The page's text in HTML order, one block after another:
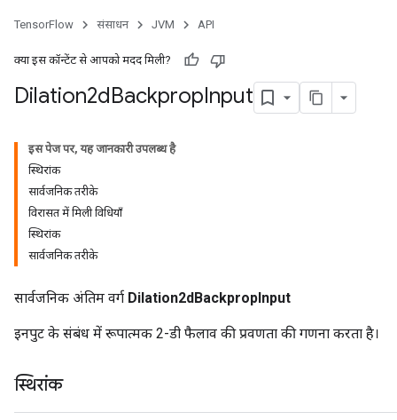
TensorFlow संसाधन JVM API
क्या इस कॉन्टेंट से आपको मदद मिली?
Dilation2dBackpropInput
इस पेज पर, यह जानकारी उपलब्ध है
स्थिरांक
सार्वजनिक तरीके
विरासत में मिली विधियाँ
स्थिरांक
सार्वजनिक तरीके
सार्वजनिक अंतिम वर्ग Dilation2dBackpropInput
इनपुट के संबंध में रूपात्मक 2-डी फैलाव की प्रवणता की गणना करता है।
स्थिरांक